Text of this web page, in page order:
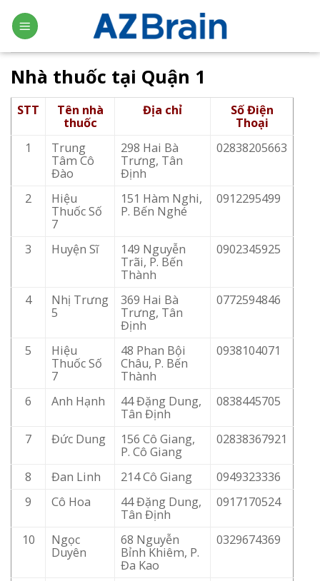
Skip
to
content
Nhà thuốc tại Quận 1
STT
Tên nhà
thuốc
Địa chỉ
Số Điện
Thoại
1
Trung
Tâm Cô
Đào
298 Hai Bà
Trưng, Tân
Định
02838205663
2
Hiệu
Thuốc Số
7
151 Hàm Nghi,
P. Bến Nghé
0912295499
3 Huyện Sĩ
149 Nguyễn
Trãi, P. Bến
Thành
0902345925
4
Nhị Trưng
5
369 Hai Bà
Trưng, Tân
Định
0772594846
5
Hiệu
Thuốc Số
7
48 Phan Bội
Châu, P. Bến
Thành
0938104071
6 Anh Hạnh
44 Đặng Dung,
Tân Định
0838445705
7 Đức Dung
156 Cô Giang,
P. Cô Giang
02838367921
8 Đan Linh 214 Cô Giang
0949323336
9
Cô Hoa
44 Đặng Dung,
Tân Định
0917170524
10
Ngọc
Duyên
68 Nguyễn
Bỉnh Khiêm, P.
Đa Kao
0329674369